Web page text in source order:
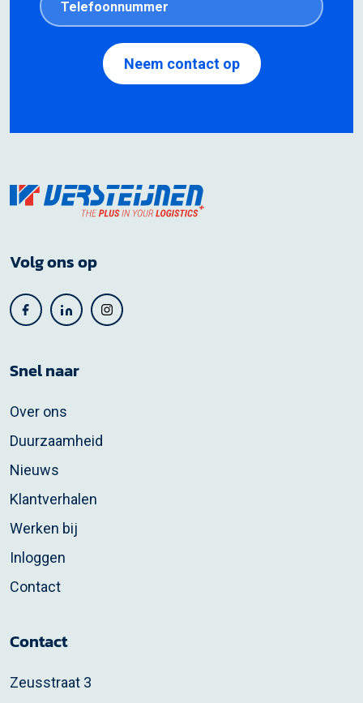
Volg ons op
Snel naar
Over ons
Duurzaamheid
Nieuws
Klantverhalen
Werken bij
Inloggen
Contact
Contact
Zeusstraat 3